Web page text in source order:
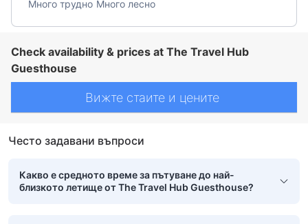
Много трудно Много лесно
Check availability & prices at The Travel Hub
Guesthouse
Вижте стаите и цените
Често задавани въпроси
Какво е средното време за пътуване до най-
близкото летище от The Travel Hub Guesthouse?